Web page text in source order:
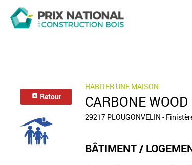
Retour
HABITER UNE MAISON
CARBONE WOOD
29217 PLOUGONVELIN -
BÂTIMENT /